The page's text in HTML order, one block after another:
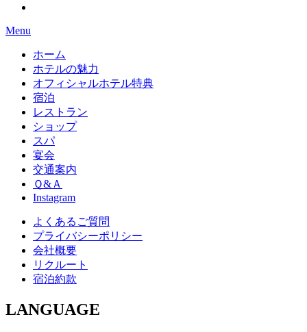
Menu
ホーム
ホテルの魅力
オフィシャルホテル特典
宿泊
レストラン
ショップ
スパ
宴会
交通案内
Ｑ&Ａ
Instagram
よくあるご質問
プライバシーポリシー
会社概要
リクルート
宿泊約款
LANGUAGE